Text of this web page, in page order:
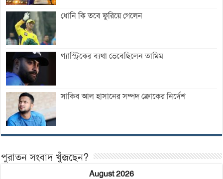
ধোনি কি তবে ফুরিয়ে গেলেন
গ্যাস্ট্রিকের ব্যথা ভেবেছিলেন তামিম
সাকিব আল হাসানের সম্পদ ক্রোকের নির্দেশ
পুরাতন সংবাদ খুঁজছেন?
August 2026